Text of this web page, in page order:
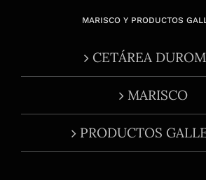
MARISCO Y PRODUCTOS
CETÁREA
MARISCO
PRODUCTOS